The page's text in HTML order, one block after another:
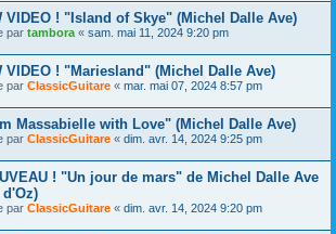
VIDEO ! "Island of Skye" (Michel Dalle Ave)
par tambora « sam. mai 11, 2024 9:20 pm
VIDEO ! "Mariesland" (Michel Dalle Ave)
par ClassicGuitare « mar. mai 07, 2024 8:57 pm
Massabielle with Love" (Michel Dalle Ave)
par ClassicGuitare « dim. avr. 14, 2024 9:25 pm
! "Un jour de mars" de Michel Dalle Ave
par ClassicGuitare « dim. avr. 14, 2024 9:20 pm